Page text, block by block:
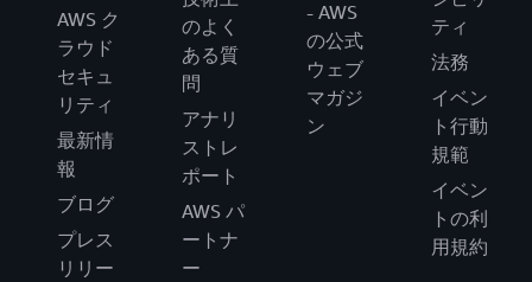
AWS ク
ラウド
セキュ
リティ
最新情
報
ブログ
プレス
リリー
のよく
ある質
問
アナリ
ストレ
ポート
AWS パ
ートナ
ー
- AWS
の公式
ウェブ
マガジ
ン
ティ
法務
イベン
ト行動
規範
イベン
トの利
用規約